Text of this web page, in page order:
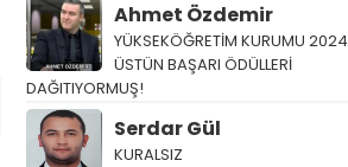
Ahmet Özdemir
YÜKSEKÖĞRETİM KURUMU 2024
ÜSTÜN BAŞARI ÖDÜLLERİ
DAĞITIYORMUŞ!
Serdar Gül
KURALSIZ